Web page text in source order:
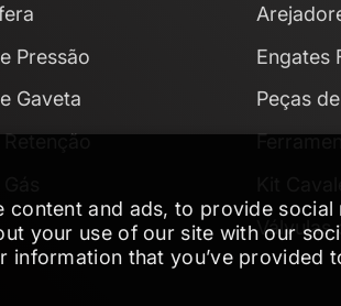
Pressão
Gaveta
Engates
Peças
Válvulas
content and ads, to provide
your use of our site with our
information that you’ve provided